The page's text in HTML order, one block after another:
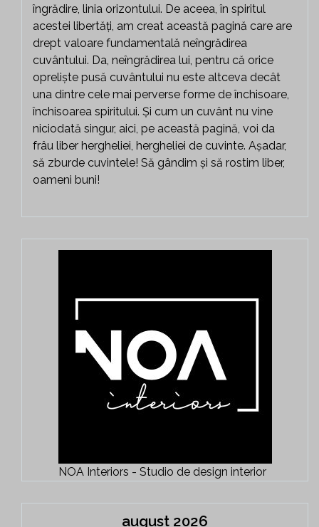
îngrădire, linia orizontului. De aceea, în spiritul
acestei libertăți, am creat această pagină care are
drept valoare fundamentală neîngrădirea
cuvântului. Da, neîngrădirea lui, pentru că orice
opreliște pusă cuvântului nu este altceva decât
una dintre cele mai perverse forme de închisoare,
închisoarea spiritului. Și cum un cuvânt nu vine
niciodată singur, aici, pe această pagină, voi da
frâu liber hergheliei, hergheliei de cuvinte. Așadar,
să zburde cuvintele! Să gândim și să rostim liber,
oameni buni!
NOA Interiors - Studio de design interior
august 2026